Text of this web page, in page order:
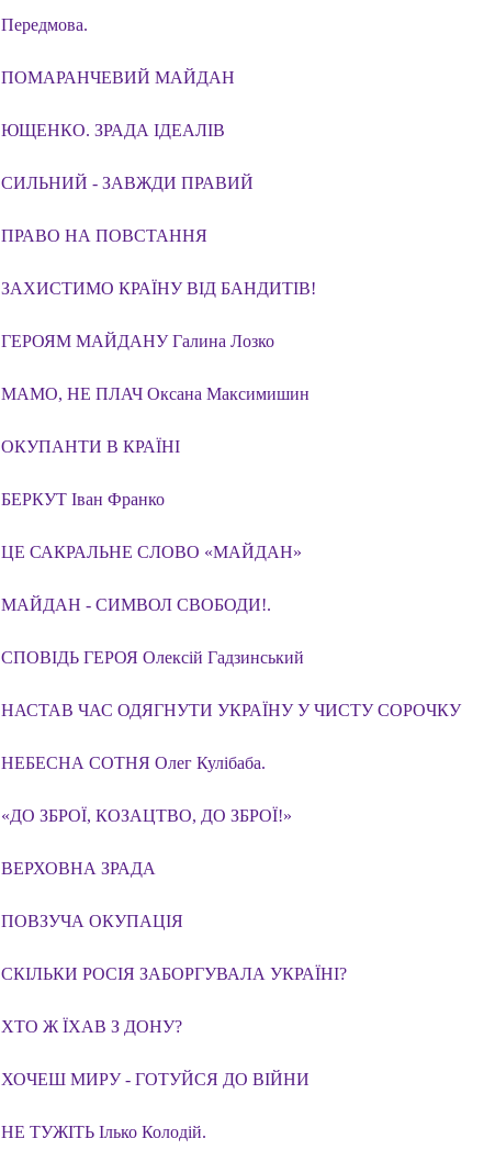
Передмова.
ПОМАРАНЧЕВИЙ МАЙДАН
ЮЩЕНКО. ЗРАДА ІДЕАЛІВ
СИЛЬНИЙ - ЗАВЖДИ ПРАВИЙ
ПРАВО НА ПОВСТАННЯ
ЗАХИСТИМО КРАЇНУ ВІД БАНДИТІВ!
ГЕРОЯМ МАЙДАНУ Галина Лозко
МАМО, НЕ ПЛАЧ Оксана Максимишин
ОКУПАНТИ В КРАЇНІ
БЕРКУТ Іван Франко
ЦЕ САКРАЛЬНЕ СЛОВО «МАЙДАН»
МАЙДАН - СИМВОЛ СВОБОДИ!.
СПОВІДЬ ГЕРОЯ Олексій Гадзинський
НАСТАВ ЧАС ОДЯГНУТИ УКРАЇНУ У ЧИСТУ СОРОЧКУ
НЕБЕСНА СОТНЯ Олег Кулібаба.
«ДО ЗБРОЇ, КОЗАЦТВО, ДО ЗБРОЇ!»
ВЕРХОВНА ЗРАДА
ПОВЗУЧА ОКУПАЦІЯ
СКІЛЬКИ РОСІЯ ЗАБОРГУВАЛА УКРАЇНІ?
ХТО Ж ЇХАВ З ДОНУ?
ХОЧЕШ МИРУ - ГОТУЙСЯ ДО ВІЙНИ
НЕ ТУЖІТЬ Ілько Колодій.